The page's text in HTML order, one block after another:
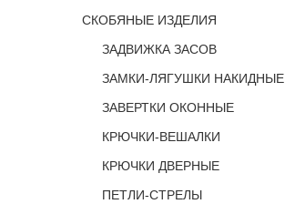
СКОБЯНЫЕ ИЗДЕЛИЯ
ЗАДВИЖКА ЗАСОВ
ЗАМКИ-ЛЯГУШКИ НАКИДНЫЕ
ЗАВЕРТКИ ОКОННЫЕ
КРЮЧКИ-ВЕШАЛКИ
КРЮЧКИ ДВЕРНЫЕ
ПЕТЛИ-СТРЕЛЫ